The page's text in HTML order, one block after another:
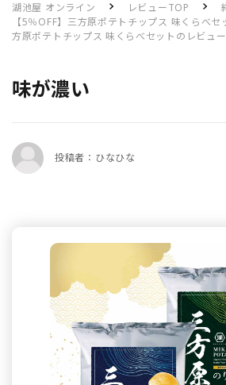
湖池屋 オンライン レビューTOP
【5％OFF】三方原ポテトチップス 味くらべセ
方原ポテトチップス 味くらべセットのレビュ
味が濃い
投稿者：ひなひな